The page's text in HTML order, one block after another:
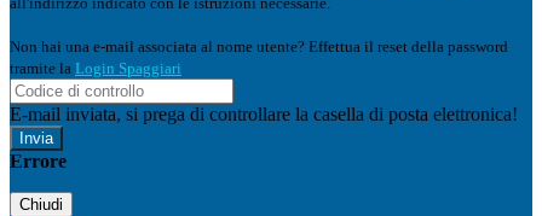
Non hai una e-mail associata al nome utente? Effettua il reset della password
tramite la Login Spaggiari
E-mail inviata, si prega di controllare la casella di posta elettronica!
Errore
Chiudi